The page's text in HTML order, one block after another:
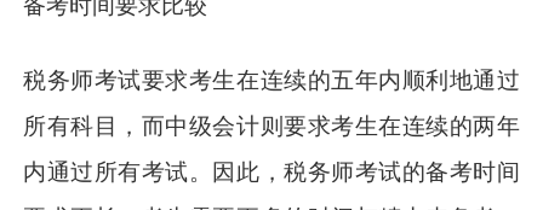
备考时间要求比较
税务师考试要求考生在连续的五年内顺利地通过
所有科目，而中级会计则要求考生在连续的两年
内通过所有考试。因此，税务师考试的备考时间